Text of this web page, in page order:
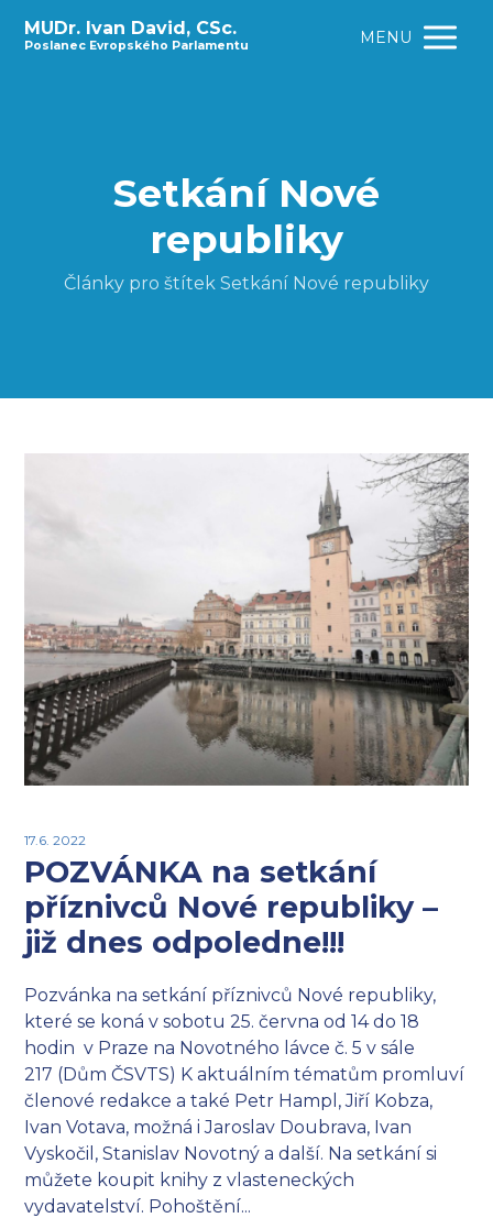
MUDr. Ivan David, CSc.
Poslanec Evropského Parlamentu MENU
Setkání Nové
republiky
Články pro štítek Setkání Nové republiky
17.6. 2022
POZVÁNKA na setkání
příznivců Nové republiky –
již dnes odpoledne!!!
Pozvánka na setkání příznivců Nové republiky,
které se koná v sobotu 25. června od 14 do 18
hodin v Praze na Novotného lávce č. 5 v sále
217 (Dům ČSVTS) K aktuálním tématům promluví
členové redakce a také Petr Hampl, Jiří Kobza,
Ivan Votava, možná i Jaroslav Doubrava, Ivan
Vyskočil, Stanislav Novotný a další. Na setkání si
můžete koupit knihy z vlasteneckých
vydavatelství. Pohoštění...